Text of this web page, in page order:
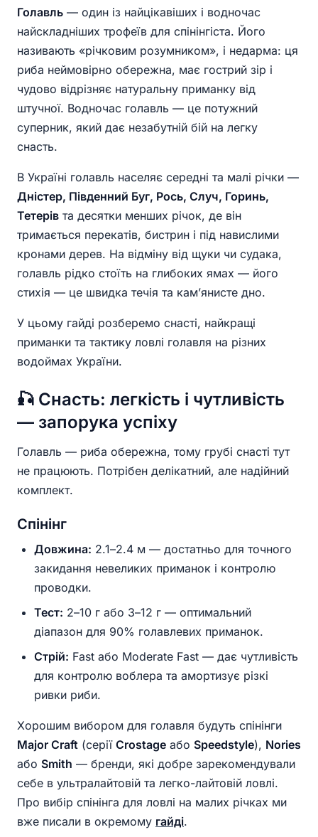
Голавль — один із найцікавіших і водночас
найскладніших трофеїв для спінінгіста. Його
називають «річковим розумником», і недарма: ця
риба неймовірно обережна, має гострий зір і
чудово відрізняє натуральну приманку від
штучної. Водночас голавль — це потужний
суперник, який дає незабутній бій на легку
снасть.
В Україні голавль населяє середні та малі річки —
Дністер, Південний Буг, Рось, Случ, Горинь,
Тетерів та десятки менших річок, де він
тримається перекатів, бистрин і під навислими
кронами дерев. На відміну від щуки чи судака,
голавль рідко стоїть на глибоких ямах — його
стихія — це швидка течія та кам’янисте дно.
У цьому гайді розберемо снасті, найкращі
приманки та тактику ловлі голавля на різних
водоймах України.
🎣 Снасть: легкість і чутливість
— запорука успіху
Голавль — риба обережна, тому грубі снасті тут
не працюють. Потрібен делікатний, але надійний
комплект.
Спінінг
Довжина: 2.1–2.4 м — достатньо для точного
закидання невеликих приманок і контролю
проводки.
Тест: 2–10 г або 3–12 г — оптимальний
діапазон для 90% голавлевих приманок.
Стрій: Fast або Moderate Fast — дає чутливість
для контролю воблера та амортизує різкі
ривки риби.
Хорошим вибором для голавля будуть спінінги
Major Craft (серії Crostage або Speedstyle), Nories
або Smith — бренди, які добре зарекомендували
себе в ультралайтовій та легко-лайтовій ловлі.
Про вибір спінінга для ловлі на малих річках ми
вже писали в окремому гайді.